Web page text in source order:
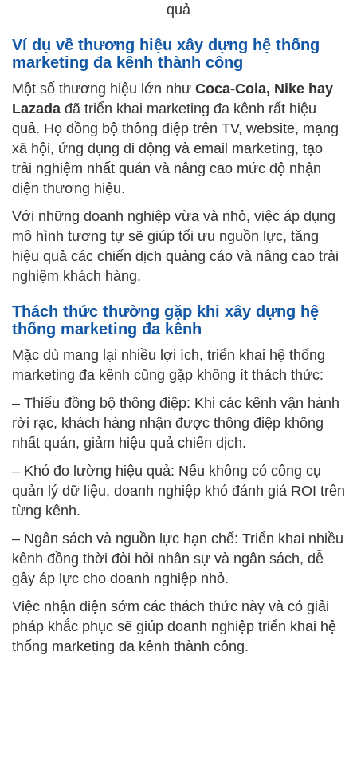
quả
Ví dụ về thương hiệu xây dựng hệ thống
marketing đa kênh thành công
Một số thương hiệu lớn như Coca-Cola, Nike hay
Lazada đã triển khai marketing đa kênh rất hiệu
quả. Họ đồng bộ thông điệp trên TV, website, mạng
xã hội, ứng dụng di động và email marketing, tạo
trải nghiệm nhất quán và nâng cao mức độ nhận
diện thương hiệu.
Với những doanh nghiệp vừa và nhỏ, việc áp dụng
mô hình tương tự sẽ giúp tối ưu nguồn lực, tăng
hiệu quả các chiến dịch quảng cáo và nâng cao trải
nghiệm khách hàng.
Thách thức thường gặp khi xây dựng hệ
thống marketing đa kênh
Mặc dù mang lại nhiều lợi ích, triển khai hệ thống
marketing đa kênh cũng gặp không ít thách thức:
– Thiếu đồng bộ thông điệp: Khi các kênh vận hành
rời rạc, khách hàng nhận được thông điệp không
nhất quán, giảm hiệu quả chiến dịch.
– Khó đo lường hiệu quả: Nếu không có công cụ
quản lý dữ liệu, doanh nghiệp khó đánh giá ROI trên
từng kênh.
– Ngân sách và nguồn lực hạn chế: Triển khai nhiều
kênh đồng thời đòi hỏi nhân sự và ngân sách, dễ
gây áp lực cho doanh nghiệp nhỏ.
Việc nhận diện sớm các thách thức này và có giải
pháp khắc phục sẽ giúp doanh nghiệp triển khai hệ
thống marketing đa kênh thành công.